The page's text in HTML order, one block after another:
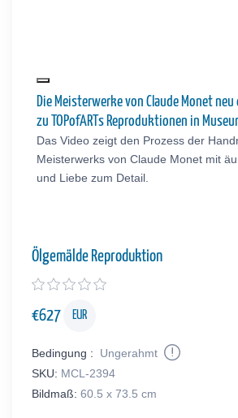
Die Meisterwerke von Claude Monet
zu TOPofARTs Reproduktionen in
Das Video zeigt den Prozess der
Meisterwerks von Claude Monet mit
und Liebe zum Detail.
Ölgemälde Reproduktion
€627 EUR
Bedingung :
Ungerahmt
SKU: MCL-2394
Bildmaß: 60.5 x 73.5 cm